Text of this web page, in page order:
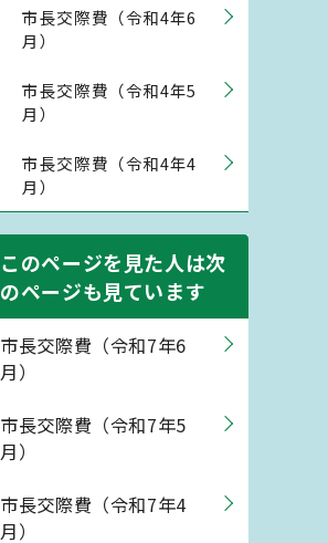
市長交際費（令和4年6
月）
市長交際費（令和4年5
月）
市長交際費（令和4年4
月）
このページを見た人は次
のページも見ています
市長交際費（令和7年6
月）
市長交際費（令和7年5
月）
市長交際費（令和7年4
月）